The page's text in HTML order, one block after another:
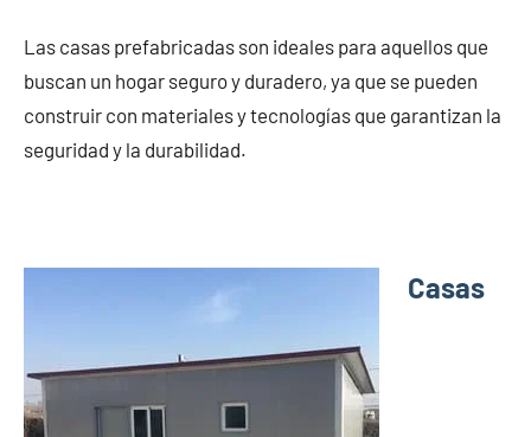
Las casas prefabricadas son ideales para aquellos que
buscan un hogar seguro y duradero, ya que se pueden
construir con materiales y tecnologías que garantizan la
seguridad y la durabilidad.
Casas